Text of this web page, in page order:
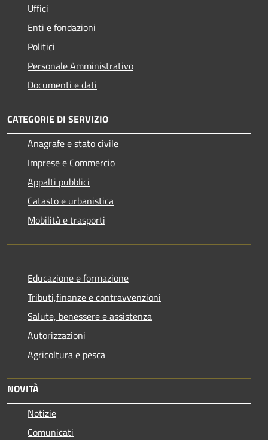
Uffici
Enti e fondazioni
Politici
Personale Amministrativo
Documenti e dati
CATEGORIE DI SERVIZIO
Anagrafe e stato civile
Imprese e Commercio
Appalti pubblici
Catasto e urbanistica
Mobilità e trasporti
Educazione e formazione
Tributi,finanze e contravvenzioni
Salute, benessere e assistenza
Autorizzazioni
Agricoltura e pesca
NOVITÀ
Notizie
Comunicati